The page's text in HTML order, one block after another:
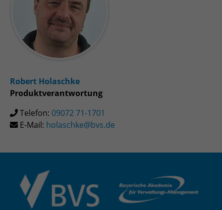
Robert Holaschke
Produktverantwortung
Telefon: 09072 71-1701
E-Mail: holaschke@bvs.de